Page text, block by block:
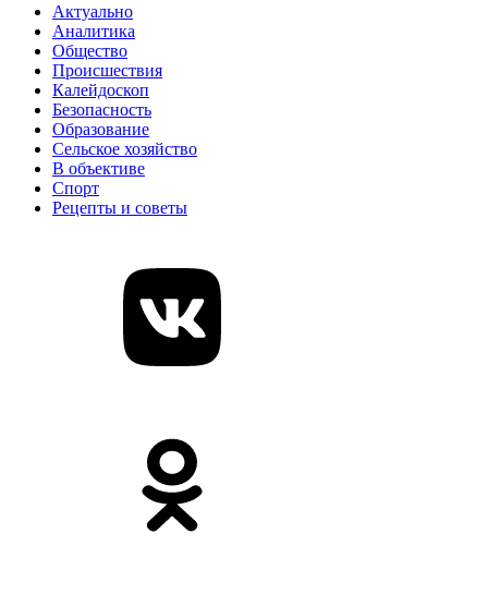
Актуально
Аналитика
Общество
Происшествия
Калейдоскоп
Безопасность
Образование
Сельское хозяйство
В объективе
Спорт
Рецепты и советы